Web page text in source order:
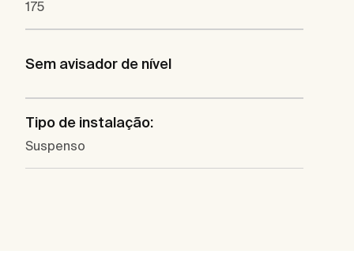
175
Sem avisador de nível
Tipo de instalação:
Suspenso